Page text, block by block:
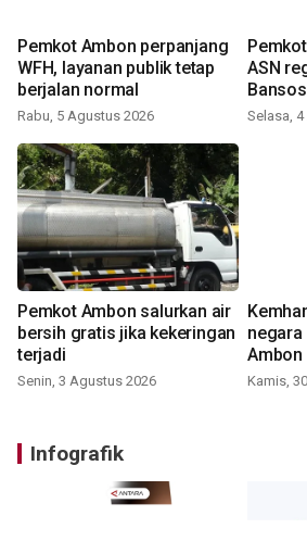
Pemkot Ambon perpanjang
WFH, layanan publik tetap
berjalan normal
Rabu, 5 Agustus 2026
ASN
Bansos
Selasa,
Pemkot Ambon salurkan air
bersih gratis jika kekeringan
terjadi
Senin, 3 Agustus 2026
negara
Ambon
Kamis,
Infografik